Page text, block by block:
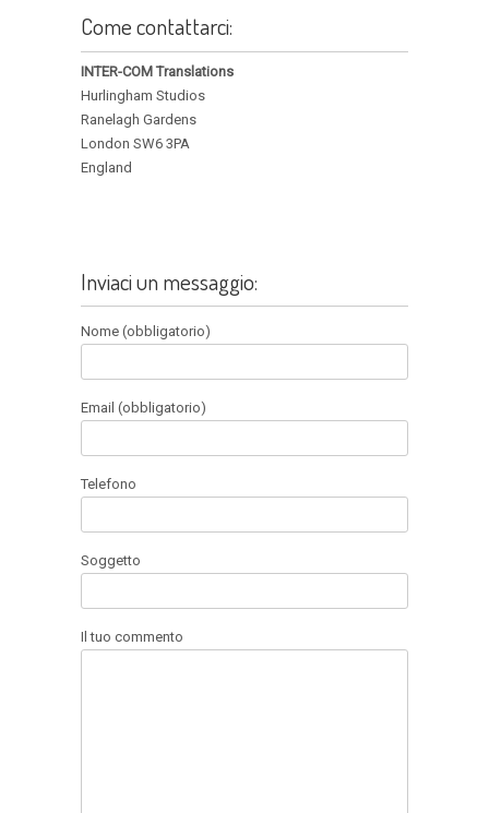
Come contattarci:
INTER-COM Translations
Hurlingham Studios
Ranelagh Gardens
London SW6 3PA
England
Inviaci un messaggio:
Nome (obbligatorio)
Email (obbligatorio)
Telefono
Soggetto
Il tuo commento